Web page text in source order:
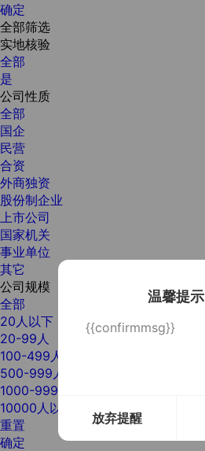
温馨提示
{{confirmmsg}}
放弃提醒
确定
全部筛选
实地核验
全部
是
公司性质
全部
国企
民营
合资
外商独资
股份制企业
上市公司
国家机关
事业单位
其它
公司规模
全部
20人以下
20-99人
100-499人
500-999人
1000-9999人
10000人以上
重置
确定